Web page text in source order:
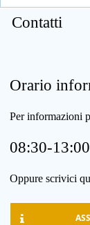
Contatti
Orario
Per informazioni
08:30-
Oppure scrivici